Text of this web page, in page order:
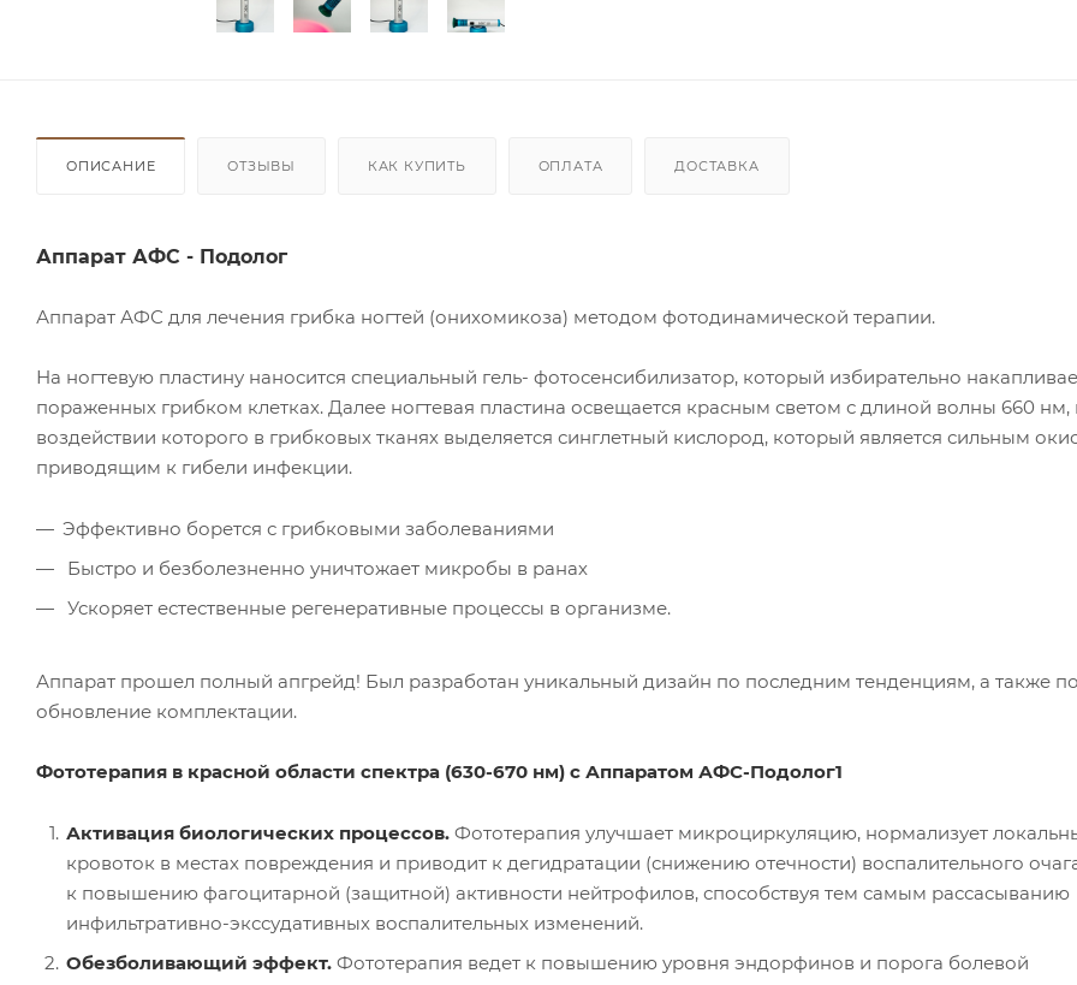
ОПИСАНИЕ ОТЗЫВЫ КАК КУПИТЬ ОПЛАТА ДОСТАВКА
Аппарат АФС - Подолог
Аппарат АФС для лечения грибка ногтей (онихомикоза) методом фотодинамической терапии.
На ногтевую пластину наносится специальный гель- фотосенсибилизатор, который избирательно
пораженных грибком клетках. Далее ногтевая пластина освещается красным светом с длиной волны 660 нм,
воздействии которого в грибковых тканях выделяется синглетный кислород, который является сильным
приводящим к гибели инфекции.
Эффективно борется с грибковыми заболеваниями
Быстро и безболезненно уничтожает микробы в ранах
Ускоряет естественные регенеративные процессы в организме.
Аппарат прошел полный апгрейд! Был разработан уникальный дизайн по последним тенденциям, а также
обновление комплектации.
Фототерапия в красной области спектра (630-670 нм) с Аппаратом АФС-Подолог1
Активация биологических процессов. Фототерапия улучшает микроциркуляцию, нормализует
кровоток в местах повреждения и приводит к дегидратации (снижению отечности) воспалительного
к повышению фагоцитарной (защитной) активности нейтрофилов, способствуя тем самым рассасыванию
инфильтративно-экссудативных воспалительных изменений.
Обезболивающий эффект. Фототерапия ведет к повышению уровня эндорфинов и порога болевой